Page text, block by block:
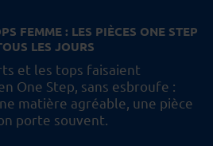
FEMME : LES PIÈCES ONE STEP
LES JOURS
et les tops faisaient
One Step, sans esbroufe :
matière agréable, une pièce
porte souvent.